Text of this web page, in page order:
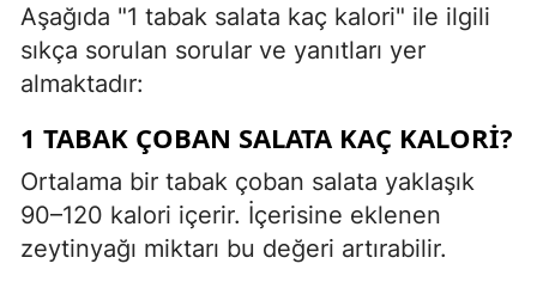
Aşağıda "1 tabak salata kaç kalori" ile ilgili
sıkça sorulan sorular ve yanıtları yer
almaktadır:
1 TABAK ÇOBAN SALATA KAÇ KALORI?
Ortalama bir tabak çoban salata yaklaşık
90–120 kalori içerir. İçerisine eklenen
zeytinyağı miktarı bu değeri artırabilir.